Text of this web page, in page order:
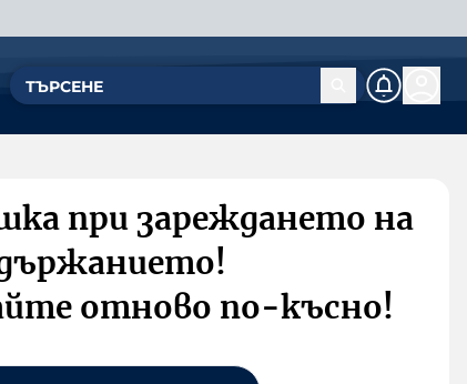
при зареждането на
отново по-късно!